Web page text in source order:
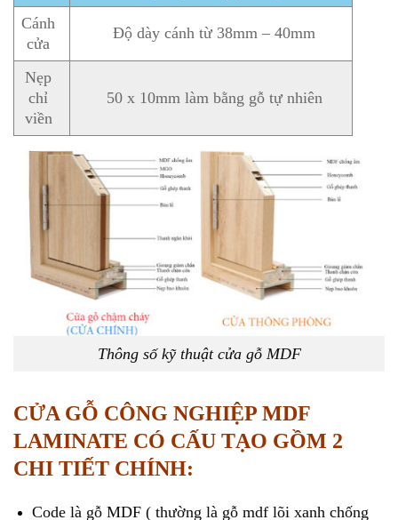
Cánh
cửa
Độ dày cánh từ 38mm – 40mm
Nẹp
chỉ
viền
50 x 10mm làm bằng gỗ tự nhiên
Thông số kỹ thuật cửa gỗ MDF
CỬA GỖ CÔNG NGHIỆP MDF
LAMINATE CÓ CẤU TẠO GỒM 2
CHI TIẾT CHÍNH:
Code là gỗ MDF ( thường là gỗ mdf lõi xanh chống